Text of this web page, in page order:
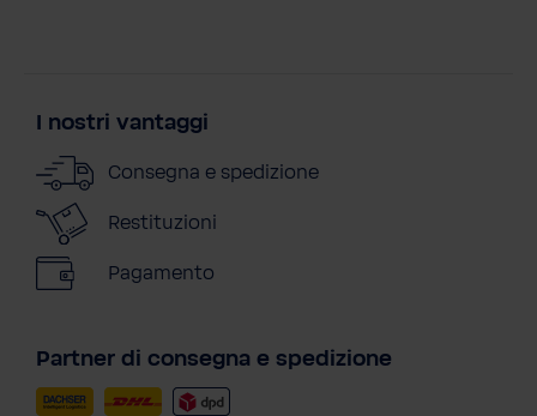
I nostri vantaggi
Consegna e spedizione
Restituzioni
Pagamento
Partner di consegna e spedizione